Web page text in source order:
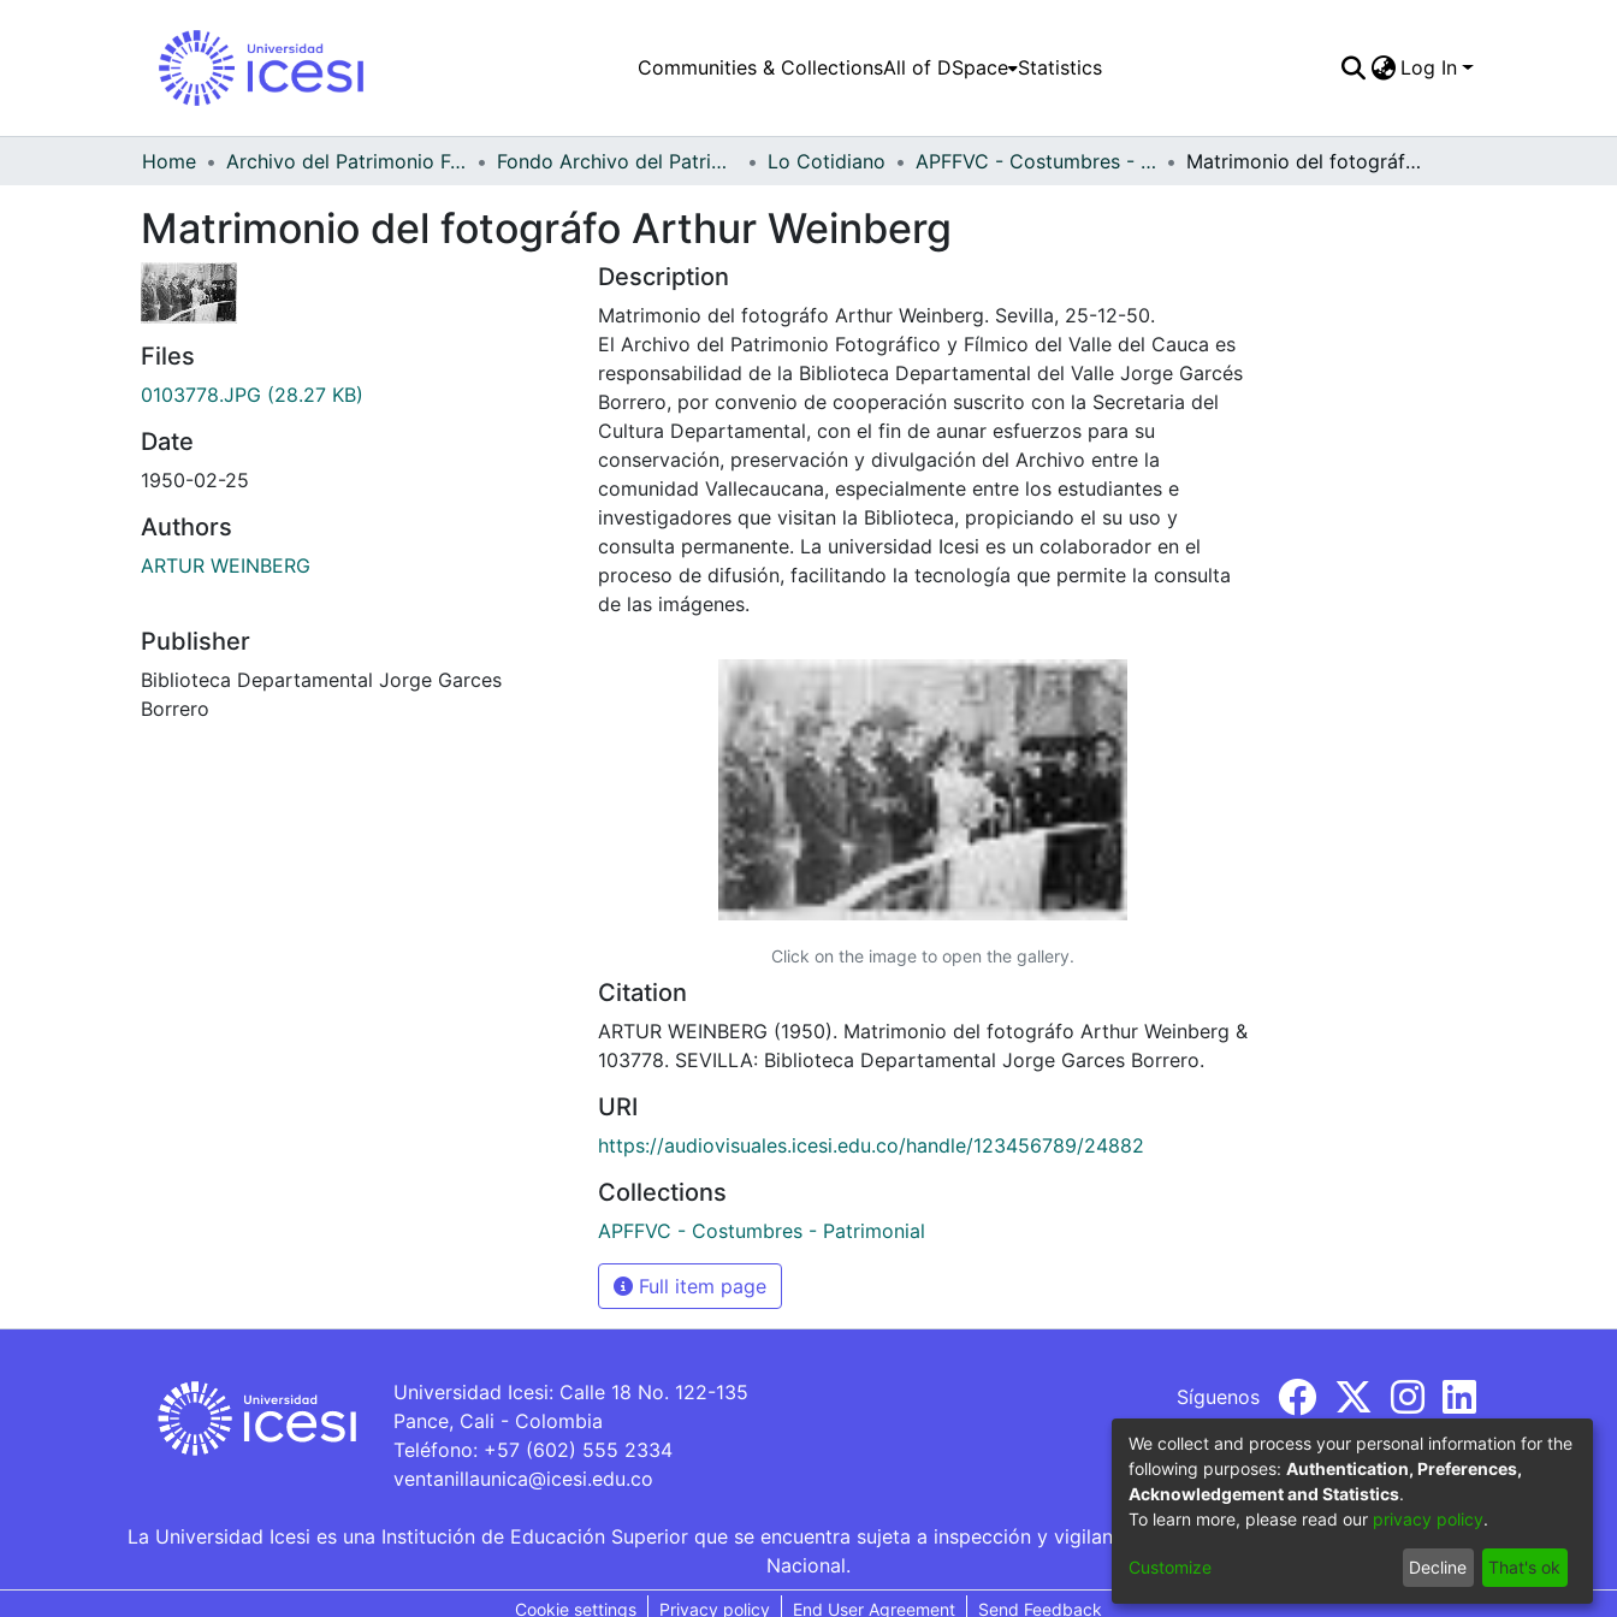
Communities & CollectionsAll of DSpace Statistics Log In
Home Archivo del Patrimonio Fotográfico y Fílmico del Valle del Cauca Fondo Archivo del Patrimonio Fotográfico y Fílmico del Valle del Cauca Lo Cotidiano APFFVC - Costumbres - Patrimonial Matrimonio del fotográfo Arthur Weinberg
Matrimonio del fotográfo Arthur Weinberg
Files
0103778.JPG (28.27 KB)
Date
1950-02-25
Authors
ARTUR WEINBERG
Publisher
Biblioteca Departamental Jorge Garces
Borrero
Description
Matrimonio del fotográfo Arthur Weinberg. Sevilla, 25-12-50.
El Archivo del Patrimonio Fotográfico y Fílmico del Valle del Cauca es
responsabilidad de la Biblioteca Departamental del Valle Jorge Garcés
Borrero, por convenio de cooperación suscrito con la Secretaria del
Cultura Departamental, con el fin de aunar esfuerzos para su
conservación, preservación y divulgación del Archivo entre la
comunidad Vallecaucana, especialmente entre los estudiantes e
investigadores que visitan la Biblioteca, propiciando el su uso y
consulta permanente. La universidad Icesi es un colaborador en el
proceso de difusión, facilitando la tecnología que permite la consulta
de las imágenes.
Click on the image to open the gallery.
Citation
ARTUR WEINBERG (1950). Matrimonio del fotográfo Arthur Weinberg &
103778. SEVILLA: Biblioteca Departamental Jorge Garces Borrero.
URI
https://audiovisuales.icesi.edu.co/handle/123456789/24882
Collections
APFFVC - Costumbres - Patrimonial
Full item page
Universidad Icesi: Calle 18 No. 122-135
Pance, Cali - Colombia
Teléfono: +57 (602) 555 2334
ventanillaunica@icesi.edu.co
Síguenos
La Universidad Icesi es una Institución de Educación Superior que se encuentra sujeta a inspección y vigilancia por parte del Ministerio de Educación
Nacional.
Cookie settings Privacy policy End User Agreement Send Feedback
We collect and process your personal information for the
following purposes: Authentication, Preferences,
Acknowledgement and Statistics.
To learn more, please read our privacy policy.
Customize Decline That's ok